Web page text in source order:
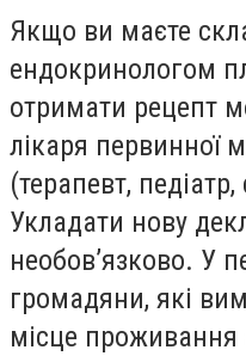
Якщо ви маєте
ендокринологом
отримати рецепт
лікаря первинної
(терапевт,
Укладати нову
необов’язково. У
громадяни, які
місце проживання